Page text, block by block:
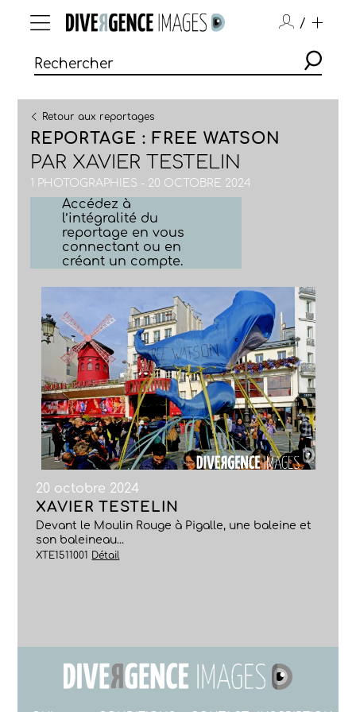
/
Retour aux reportages
REPORTAGE : FREE WATSON
PAR XAVIER TESTELIN
1 PHOTOGRAPHIES - 20 OCTOBRE 2024
Accédez à
l’intégralité du
reportage en vous
connectant ou en
créant un compte.
20 octobre 2024
XAVIER TESTELIN
Devant le Moulin Rouge à Pigalle, une baleine et
son baleineau...
XTE1511001 Détail